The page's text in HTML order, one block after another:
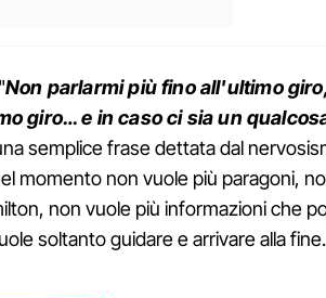
Non parlarmi più fino all'ultimo
giro… e in caso ci sia un
semplice frase dettata dal
momento non vuole più paragoni,
non vuole più informazioni che
soltanto guidare e arrivare alla fine.